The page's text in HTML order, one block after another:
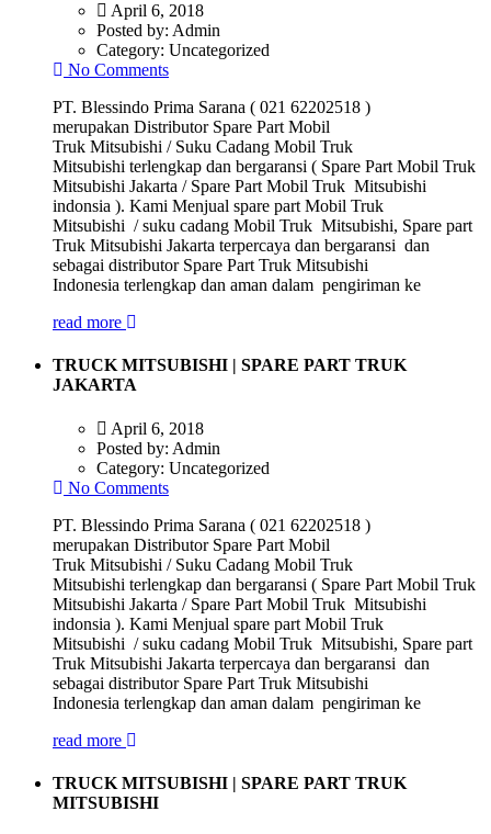
April 6, 2018
Posted by: Admin
Category: Uncategorized
No Comments
PT. Blessindo Prima Sarana ( 021 62202518 )
merupakan Distributor Spare Part Mobil
Truk Mitsubishi / Suku Cadang Mobil Truk
Mitsubishi terlengkap dan bergaransi ( Spare Part Mobil Truk
Mitsubishi Jakarta / Spare Part Mobil Truk Mitsubishi
indonsia ). Kami Menjual spare part Mobil Truk
Mitsubishi / suku cadang Mobil Truk Mitsubishi, Spare part
Truk Mitsubishi Jakarta terpercaya dan bergaransi dan
sebagai distributor Spare Part Truk Mitsubishi
Indonesia terlengkap dan aman dalam pengiriman ke
read more
TRUCK MITSUBISHI | SPARE PART TRUK
JAKARTA
April 6, 2018
Posted by: Admin
Category: Uncategorized
No Comments
PT. Blessindo Prima Sarana ( 021 62202518 )
merupakan Distributor Spare Part Mobil
Truk Mitsubishi / Suku Cadang Mobil Truk
Mitsubishi terlengkap dan bergaransi ( Spare Part Mobil Truk
Mitsubishi Jakarta / Spare Part Mobil Truk Mitsubishi
indonsia ). Kami Menjual spare part Mobil Truk
Mitsubishi / suku cadang Mobil Truk Mitsubishi, Spare part
Truk Mitsubishi Jakarta terpercaya dan bergaransi dan
sebagai distributor Spare Part Truk Mitsubishi
Indonesia terlengkap dan aman dalam pengiriman ke
read more
TRUCK MITSUBISHI | SPARE PART TRUK
MITSUBISHI